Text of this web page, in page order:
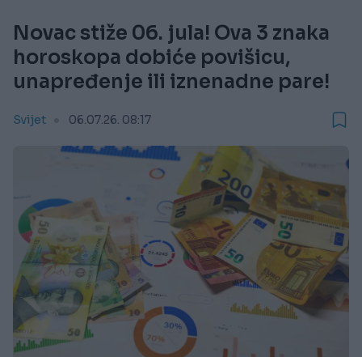
Novac stiže 06. jula! Ova 3 znaka
horoskopa dobiće povišicu,
unapređenje ili iznenadne pare!
Svijet 06.07.26. 08:17